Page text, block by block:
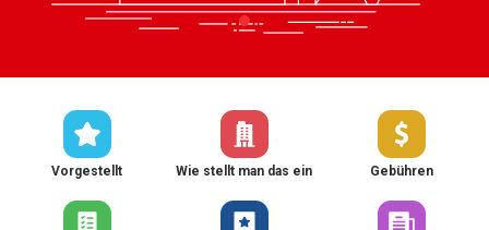
Vorgestellt Wie stellt man das ein Gebühren